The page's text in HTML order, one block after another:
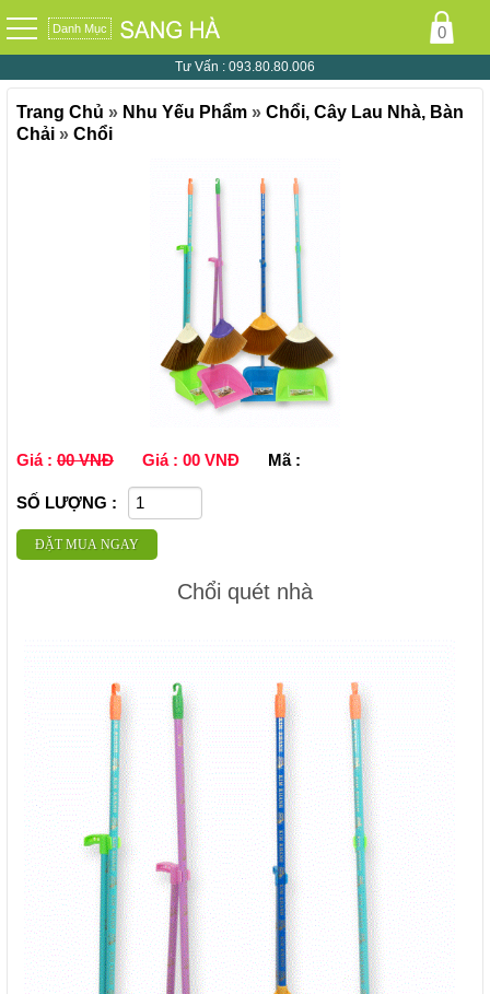
Danh Mục
Tư Vấn : 093.80.80.006
Trang Chủ » Nhu Yếu Phẩm » Chổi, Cây Lau Nhà, Bàn
Chải » Chổi
Giá : 00 VNĐ Giá : 00 VNĐ Mã :
SỐ LƯỢNG :
ĐẶT MUA NGAY
Chổi quét nhà